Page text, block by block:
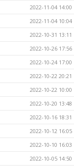
2022-11-04 14:00
2022-11-04 10:04
2022-10-31 13:11
2022-10-26 17:56
2022-10-24 17:00
2022-10-22 20:21
2022-10-22 10:00
2022-10-20 13:48
2022-10-16 18:31
2022-10-12 16:05
2022-10-10 16:03
2022-10-05 14:50